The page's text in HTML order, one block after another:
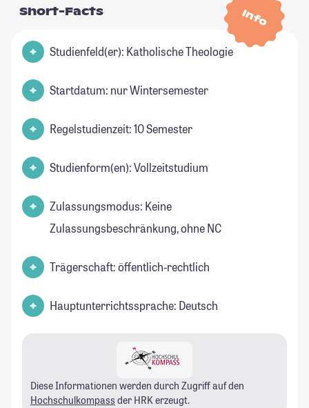
Info
Short-Facts
Studienfeld(er): Katholische Theologie
Startdatum: nur Wintersemester
Regelstudienzeit: 10 Semester
Studienform(en): Vollzeitstudium
Zulassungsmodus: Keine
Zulassungsbeschränkung, ohne NC
Trägerschaft: öffentlich-rechtlich
Hauptunterrichtssprache: Deutsch
Diese Informationen werden durch Zugriff auf den
Hochschulkompass der HRK erzeugt.